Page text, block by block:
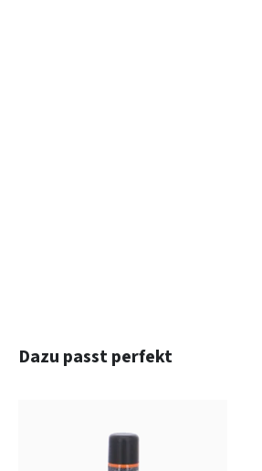
Produktgalerie überspringen
Dazu passt perfekt